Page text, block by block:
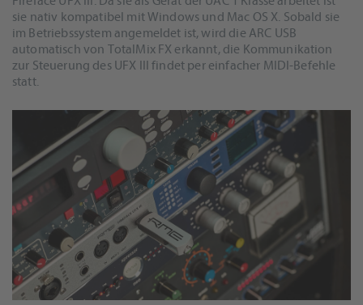
sie nativ kompatibel mit Windows und Mac OS X. Sobald sie
im Betriebssystem angemeldet ist, wird die ARC USB
automatisch von TotalMix FX erkannt, die Kommunikation
zur Steuerung des UFX III findet per einfacher MIDI-Befehle
statt.